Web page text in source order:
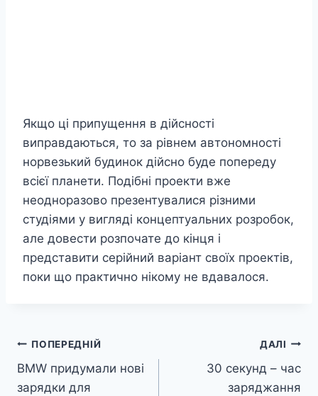
Якщо ці припущення в дійсності
виправдаються, то за рівнем автономності
норвезький будинок дійсно буде попереду
всієї планети. Подібні проекти вже
неодноразово презентувалися різними
студіями у вигляді концептуальних розробок,
але довести розпочате до кінця і
представити серійний варіант своїх проектів,
поки що практично нікому не вдавалося.
Навігація
записів
ПОПЕРЕДНІЙ
BMW придумали нові
зарядки для
ДАЛІ
30 секунд – час
заряджання